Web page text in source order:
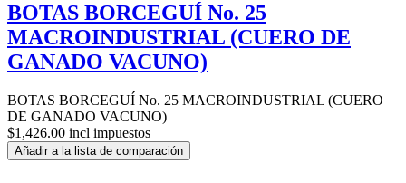
BOTAS BORCEGUÍ No. 25
MACROINDUSTRIAL (CUERO DE
GANADO VACUNO)
BOTAS BORCEGUÍ No. 25 MACROINDUSTRIAL (CUERO
DE GANADO VACUNO)
$1,426.00 incl impuestos
Añadir a la lista de comparación